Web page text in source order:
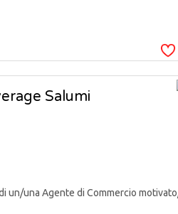
Salumi
un/una Agente di Commercio